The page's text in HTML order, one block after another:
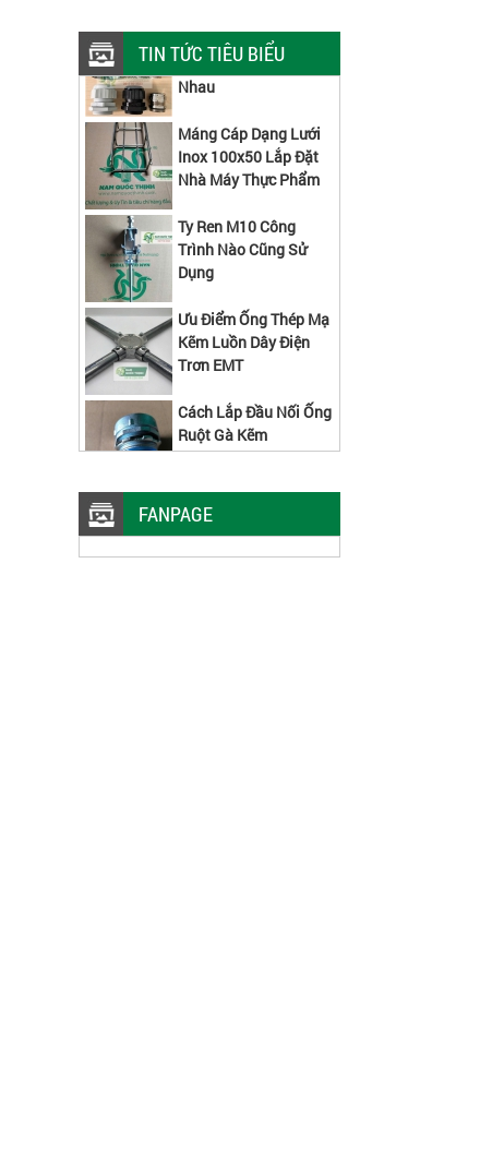
TIN TỨC TIÊU BIỂU
PG Nhựa Có Gì Khác
Nhau
Máng Cáp Dạng Lưới
Nhà Máy Thực Phẩm
Ty Ren M10 Công
Dụng
Ưu Điểm Ống Thép Mạ
Kẽm Luồn Dây Điện
Trơn EMT
Cách Lắp Đầu Nối Ống
Ruột Gà Kẽm
Máng Lưới Inox 304 W50xH50x5
MM 2 Cây Đáy Kiểu Mới
FANPAGE